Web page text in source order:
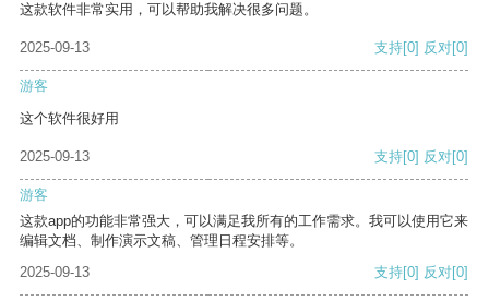
这款软件非常实用，可以帮助我解决很多问题。
2025-09-13 支持[0] 反对[0]
游客
这个软件很好用
2025-09-13 支持[0] 反对[0]
游客
这款app的功能非常强大，可以满足我所有的工作需求。我可以使用它来
编辑文档、制作演示文稿、管理日程安排等。
2025-09-13
支持[0] 反对[0]